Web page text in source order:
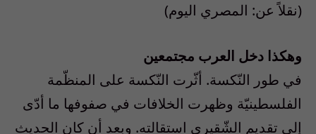
(نقلاً عن: المصري اليوم)
وهكذا دخل العرب مجتمعين
في طور النّكسة. أثّرت النّكسة على المنظّمة
الفلسطينيّة وظهرت الخلافات في صفوفها ما أدّى
إلى تقديم الشّقيري استقالته. وبعد أن كان الحديث